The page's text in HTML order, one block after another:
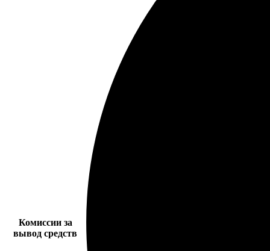
Комиссии за
вывод средств